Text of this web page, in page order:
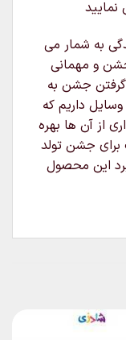
نمایید
به شمار می
و مهمانی
جشن به
داریم که
از آن ها بهره
برای جشن تولد
این محصول